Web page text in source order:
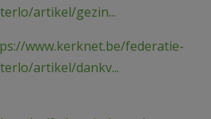
artikel/gezin...
www.kerknet.be/federatie-
artikel/dankv...